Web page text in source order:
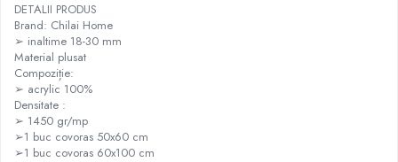
DETALII PRODUS
Brand: Chilai Home
➢ inaltime 18-30 mm
Material plusat
Compoziție:
➢ acrylic 100%
Densitate :
➢ 1450 gr/mp
➢1 buc covoras 50x60 cm
➢1 buc covoras 60x100 cm